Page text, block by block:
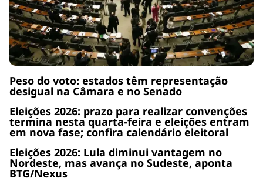
Peso do voto: estados têm representação
desigual na Câmara e no Senado
Eleições 2026: prazo para realizar convenções
termina nesta quarta-feira e eleições entram
em nova fase; confira calendário eleitoral
Eleições 2026: Lula diminui vantagem no
Nordeste, mas avança no Sudeste, aponta
BTG/Nexus